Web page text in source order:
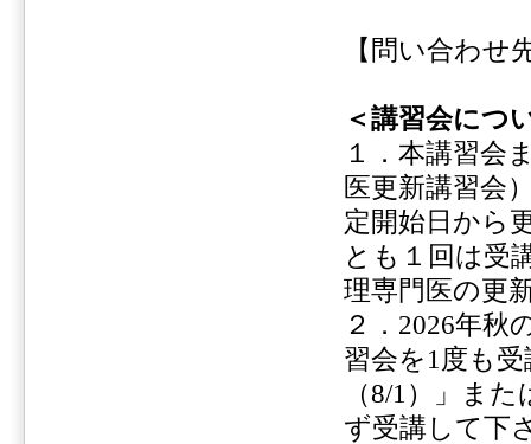
【問い合わせ
＜講習会につ
１．本講習会
医更新講習会
定開始日から
とも１回は受
理専門医の更
２．2026年秋
習会を1度も
（8/1）」ま
ず受講して下